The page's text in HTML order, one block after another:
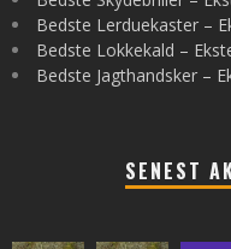
Bedste Lerduekaster –
Bedste Lokkekald –
Bedste Jagthandsker –
SENEST